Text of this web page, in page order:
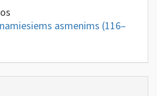
asmenims (116–